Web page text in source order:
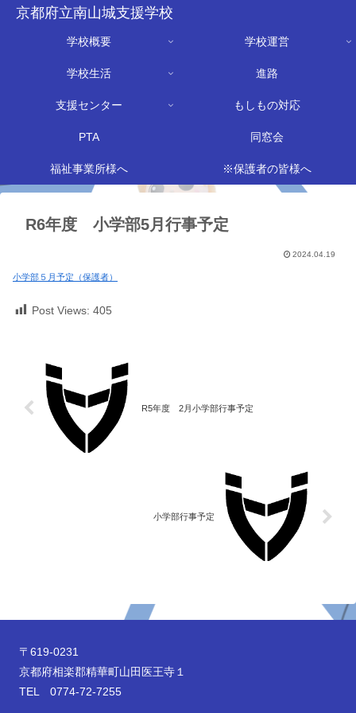
京都府立南山城支援学校
学校概要 学校運営
学校生活 進路
支援センター もしもの対応
PTA 同窓会
福祉事業所様へ ※保護者の皆様へ
R6年度 小学部5月行事予定
2024.04.19
小学部５月予定（保護者）
Post Views: 405
R5年度 2月小学部行事予定
小学部行事予定
〒619-0231
京都府相楽郡精華町山田医王寺１
TEL 0774-72-7255